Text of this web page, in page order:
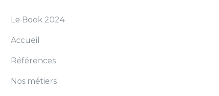
Le Book 2024
Accueil
Références
Nos métiers